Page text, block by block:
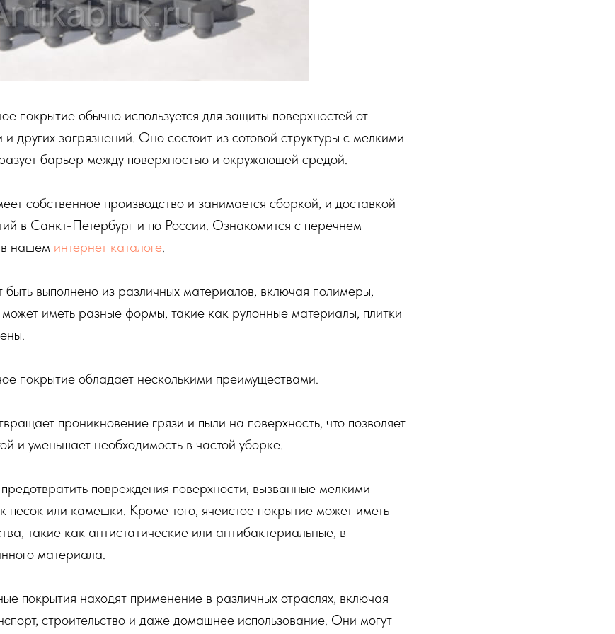
покрытие обычно используется для защиты поверхностей от
других загрязнений. Оно состоит из сотовой структуры с мелкими
барьер между поверхностью и окружающей средой.
собственное производство и занимается сборкой, и доставкой
в Санкт-Петербург и по России. Ознакомится с перечнем
нашем интернет каталоге.
выполнено из различных материалов, включая полимеры,
иметь разные формы, такие как рулонные материалы, плитки
покрытие обладает несколькими преимуществами.
проникновение грязи и пыли на поверхность, что позволяет
и уменьшает необходимость в частой уборке.
повреждения поверхности, вызванные мелкими
песок или камешки. Кроме того, ячеистое покрытие может иметь
такие как антистатические или антибактериальные, в
материала.
покрытия находят применение в различных отраслях, включая
строительство и даже домашнее использование. Они могут